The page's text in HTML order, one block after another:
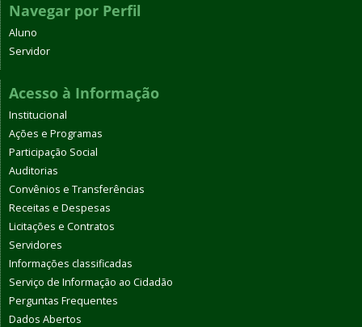
Navegar por Perfil
Aluno
Servidor
Acesso à Informação
Institucional
Ações e Programas
Participação Social
Auditorias
Convênios e Transferências
Receitas e Despesas
Licitações e Contratos
Servidores
Informações classificadas
Serviço de Informação ao Cidadão
Perguntas Frequentes
Dados Abertos